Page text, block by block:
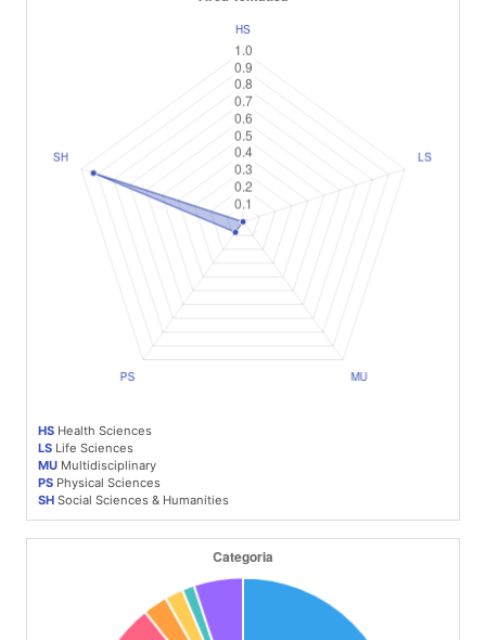
HS Health Sciences
LS Life Sciences
MU Multidisciplinary
PS Physical Sciences
SH Social Sciences & Humanities